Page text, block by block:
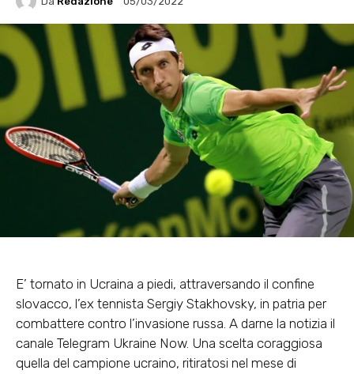
E’ tornato in Ucraina a piedi, attraversando il confine
slovacco, l’ex tennista Sergiy Stakhovsky, in patria per
combattere contro l’invasione russa. A darne la notizia il
canale Telegram Ukraine Now. Una scelta coraggiosa
quella del campione ucraino, ritiratosi nel mese di